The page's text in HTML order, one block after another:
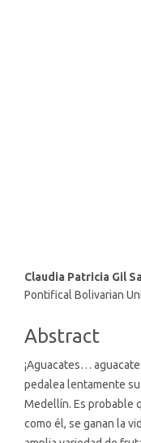
Main
Article
Claudia Patricia Gil
Pontifical Bolivarian
Abstract
¡Aguacates…
pedalea lentamente
Medellín. Es probable
como él, se ganan la